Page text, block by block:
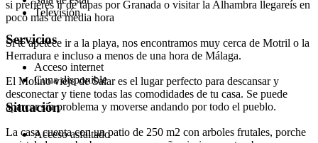
si prefieres ir de tapas por Granada o visitar la Alhambra llegareís en
poco más de media hora
Si te apetece ir a la playa, nos encontramos muy cerca de Motril o la
Herradura e incluso a menos de una hora de Málaga.
El Molino viejo de Salar es el lugar perfecto para descansar y
desconectar y tiene todas las comodidades de tu casa. Se puede
aparcar sin problema y moverse andando por todo el pueblo.
La casa cuenta con un patio de 250 m2 con arboles frutales, porche
Televisión
Servicios
Acceso internet
Cuna disponible
Situación
Acceso asfaltado